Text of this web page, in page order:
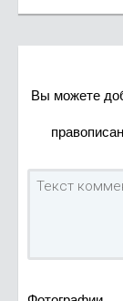
Вы можете